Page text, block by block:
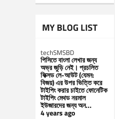
MY BLOG LIST
techSMSBD
পিসিতে বাংলা লেখার জন্য
অভ্র জুড়ি নেই। প্রচলিত
ফিক্সড লে-আউট (যেমন:
বিজয়) এর উপর ভিত্তি করে
টাইপিং করার চাইতে ফোনেটিক
টাইপিং মেথড নরমাল
ইউজারদের জন্য অন...
4 years ago